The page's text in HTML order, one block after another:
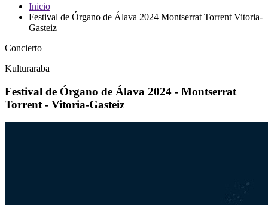
Inicio
Festival de Órgano de Álava 2024 Montserrat Torrent Vitoria-
Gasteiz
Concierto
Kulturaraba
Festival de Órgano de Álava 2024 - Montserrat
Torrent - Vitoria-Gasteiz